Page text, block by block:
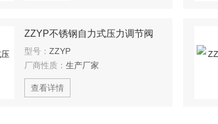
ZZYP不锈钢自力式压力调节阀
型号： ZZYP
厂商性质： 生产厂家
查看详情